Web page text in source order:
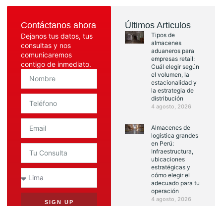
Contáctanos ahora
Dejanos tus datos, tus
consultas y nos
comunicaremos
contigo de inmediato.
SIGN UP
Últimos Articulos
Tipos de
almacenes
aduaneros para
empresas retail:
Cuál elegir según
el volumen, la
estacionalidad y
la estrategia de
distribución
4 agosto, 2026
Almacenes de
logistica grandes
en Perú:
Infraestructura,
ubicaciones
estratégicas y
cómo elegir el
adecuado para tu
operación
4 agosto, 2026